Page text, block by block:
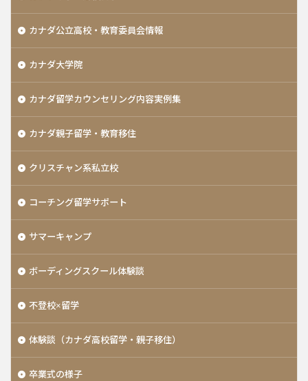
カナダ公立高校・教育委員会情報
カナダ大学院
カナダ留学カウンセリング内容実例集
カナダ親子留学・教育移住
クリスチャン系私立校
コーチング留学サポート
サマーキャンプ
ボーディングスクール体験談
不登校×留学
体験談（カナダ高校留学・親子移住）
卒業式の様子